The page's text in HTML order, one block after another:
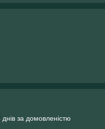
за домовленістю